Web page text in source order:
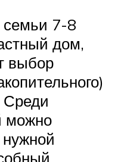
7-8
дом,
выбор
Среди
можно
нужной